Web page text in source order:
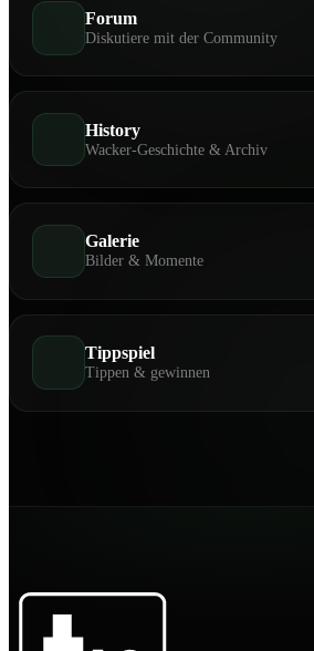
Forum
Diskutiere mit der Community
History
Wacker-Geschichte & Archiv
Galerie
Bilder & Momente
Tippspiel
Tippen & gewinnen